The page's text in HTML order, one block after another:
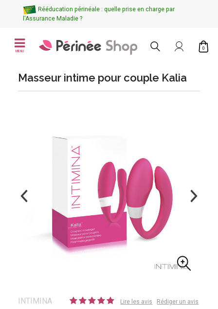
Rééducation périnéale : quelle prise en charge par
l'Assurance Maladie ?
MENU
0
Masseur intime pour couple Kalia
INTIMINA Lire les avis Rédiger un avis